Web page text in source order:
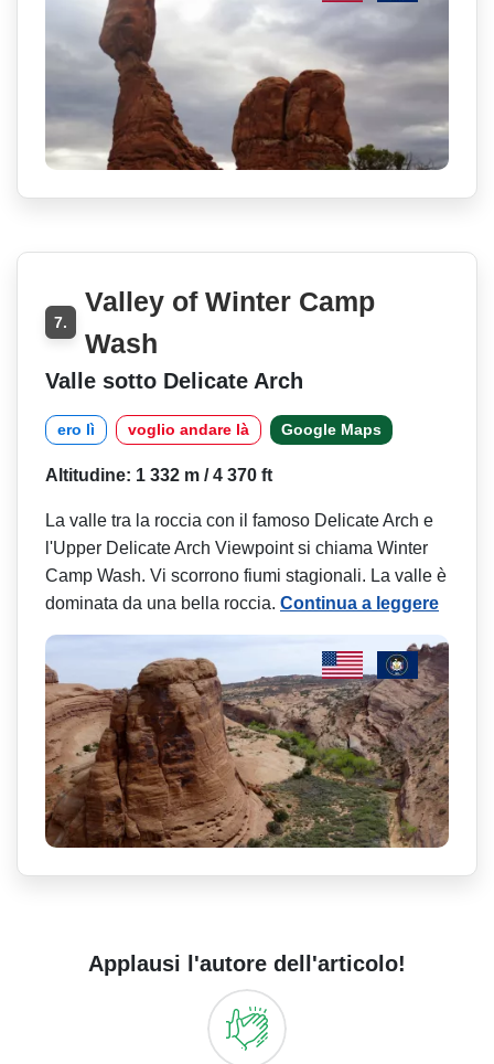
7.
Valley of Winter Camp
Wash
Valle sotto Delicate Arch
ero lì voglio andare là Google Maps
Altitudine: 1 332 m / 4 370 ft
La valle tra la roccia con il famoso Delicate Arch e
l'Upper Delicate Arch Viewpoint si chiama Winter
Camp Wash. Vi scorrono fiumi stagionali. La valle è
dominata da una bella roccia. Continua a leggere
Applausi l'autore dell'articolo!